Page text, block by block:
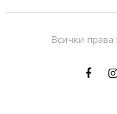
Всички права